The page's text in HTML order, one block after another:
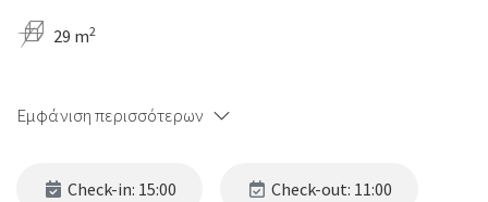
29 m2
Εμφάνιση περισσότερων
Check-in: 15:00 Check-out: 11:00